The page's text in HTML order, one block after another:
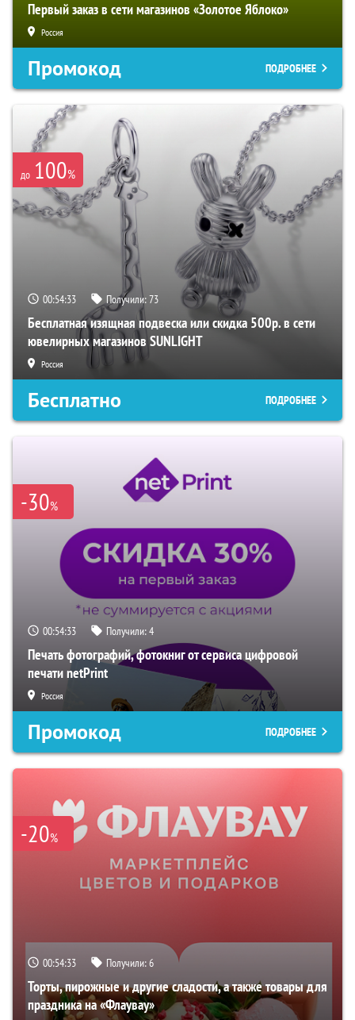
Первый заказ в сети магазинов «Золотое Яблоко»
Россия
Промокод ПОДРОБНЕЕ
до 100%
00:54:32 Получили:73
Бесплатная изящная подвеска или скидка 500р. в сети
ювелирных магазинов SUNLIGHT
Россия
Бесплатно ПОДРОБНЕЕ
-30%
00:54:32 Получили:4
Печать фотографий, фотокниг от сервиса цифровой
печати netPrint
Россия
Промокод ПОДРОБНЕЕ
-20%
00:54:32 Получили:6
Торты, пирожные и другие сладости, а также товары для
праздника на «Флаувау»